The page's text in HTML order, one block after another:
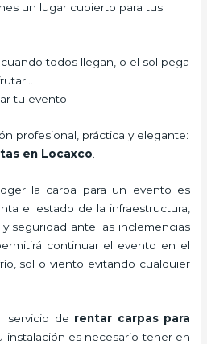
un lugar cubierto para tus
todos llegan, o el sol pega
tu evento.
profesional, práctica y elegante:
en Locaxco
la carpa para un evento es
el estado de la infraestructura,
seguridad ante las inclemencias
continuar el evento en el
sol o viento evitando cualquier
servicio de rentar carpas para
instalación es necesario tener en